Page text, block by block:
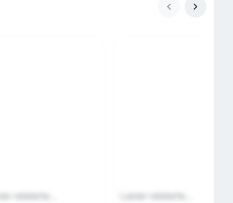
relaterte... Laster relaterte...